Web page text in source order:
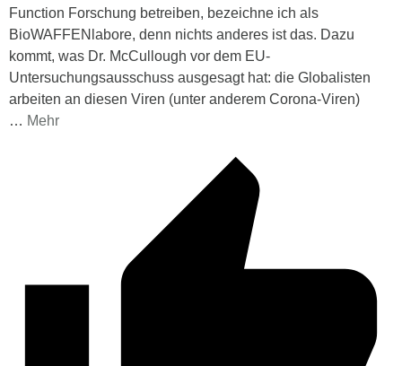
Function Forschung betreiben, bezeichne ich als
BioWAFFENlabore, denn nichts anderes ist das. Dazu
kommt, was Dr. McCullough vor dem EU-
Untersuchungsausschuss ausgesagt hat: die Globalisten
arbeiten an diesen Viren (unter anderem Corona-Viren)
… Mehr